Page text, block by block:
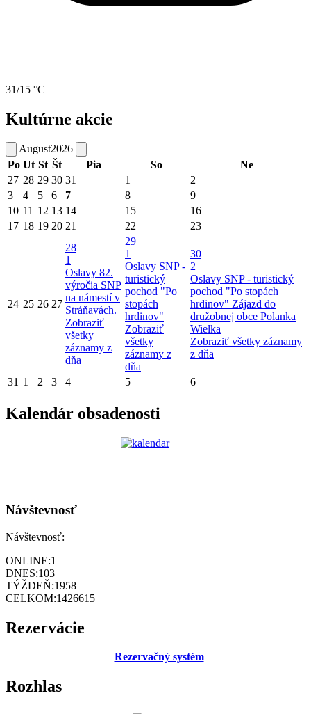
31/15 °C
Kultúrne akcie
August2026
Po Ut St Št Pia So
Ne
27 28 29 30 31 1
2
3
4 5 6 7 8
9
10 11 12 13 14 15
16
17 18 19 20 21 22 23
24 25 26 27
28
1
Oslavy 82.
výročia SNP
na námestí v
Stráňavách.
Zobraziť
všetky
záznamy z
dňa
29
1
Oslavy SNP -
turistický
pochod "Po
stopách
hrdinov"
Zobraziť
všetky
záznamy z
dňa
30
2
Oslavy SNP - turistický
pochod "Po stopách
hrdinov" Zájazd do
družobnej obce Polanka
Wielka
Zobraziť všetky záznamy
z dňa
31 1 2 3 4 5 6
Kalendár obsadenosti
Návštevnosť
Návštevnosť:
ONLINE:1
DNES:103
TÝŽDEŇ:1958
CELKOM:1426615
Rezervácie
Rezervačný systém
Rozhlas